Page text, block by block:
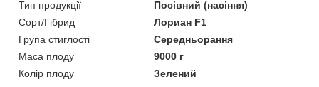
Тип продукції
Посівний (насіння)
Сорт/Гібрид
Лориан F1
Група стиглості
Середньорання
Маса плоду
9000 г
Колір плоду
Зелений